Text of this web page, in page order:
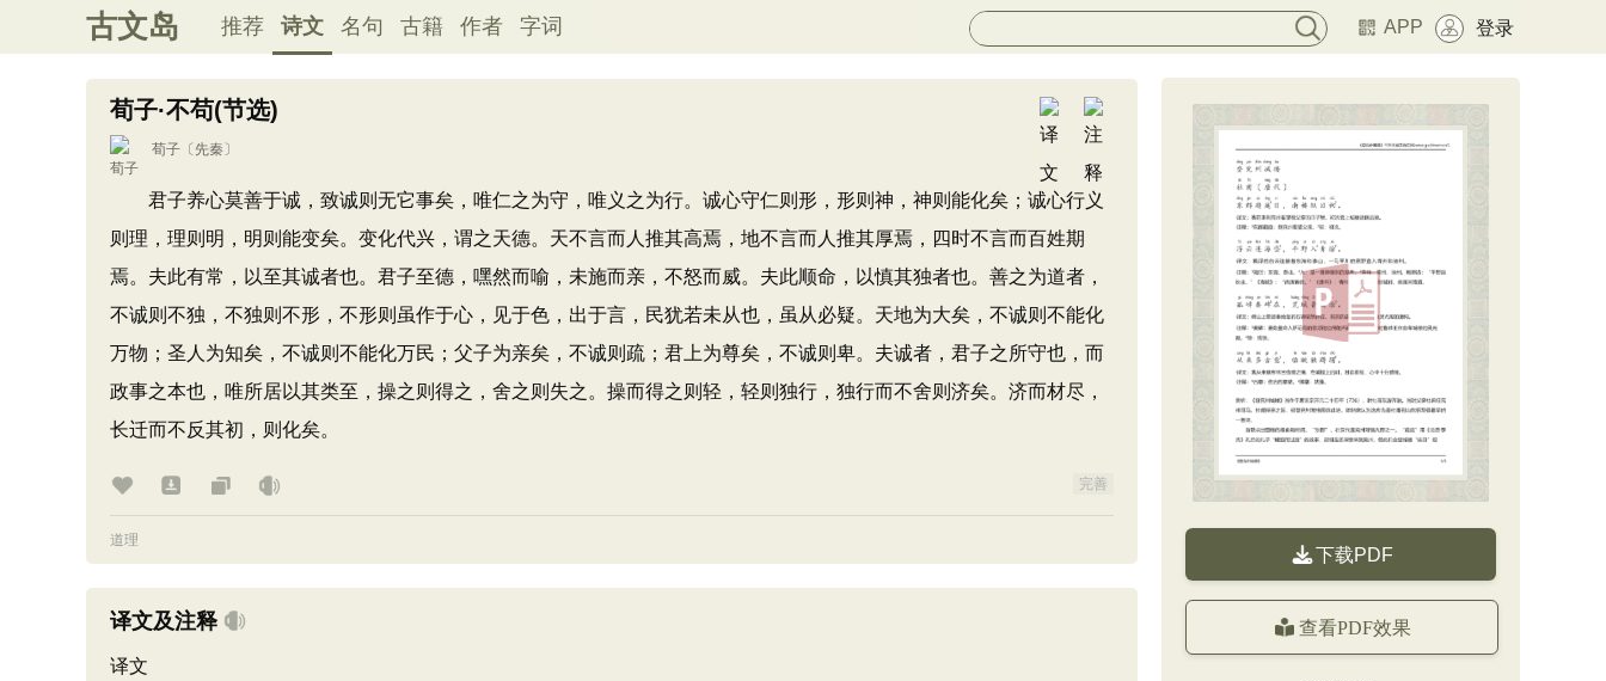
古文岛 推荐 诗文 名句 古籍 作者 字词 APP 登录
荀子·不苟(节选)
荀子 〔先秦〕
君子养心莫善于诚，致诚则无它事矣，唯仁之为守，唯义之为行。诚心守仁则形，形则神，神则能化矣；诚心行义
则理，理则明，明则能变矣。变化代兴，谓之天德。天不言而人推其高焉，地不言而人推其厚焉，四时不言而百姓期
焉。夫此有常，以至其诚者也。君子至德，嘿然而喻，未施而亲，不怒而威。夫此顺命，以慎其独者也。善之为道者，
不诚则不独，不独则不形，不形则虽作于心，见于色，出于言，民犹若未从也，虽从必疑。天地为大矣，不诚则不能化
万物；圣人为知矣，不诚则不能化万民；父子为亲矣，不诚则疏；君上为尊矣，不诚则卑。夫诚者，君子之所守也，而
政事之本也，唯所居以其类至，操之则得之，舍之则失之。操而得之则轻，轻则独行，独行而不舍则济矣。济而材尽，
长迁而不反其初，则化矣。
完善
道理
译文及注释
译文
下载PDF
查看PDF效果